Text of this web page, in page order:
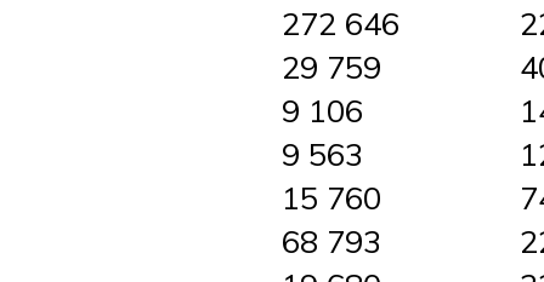
272 646
29 759
9 106
9 563
15 760
68 793